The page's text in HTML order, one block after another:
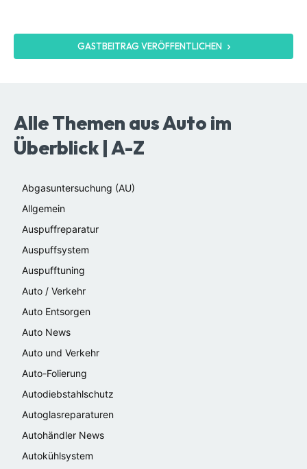
GASTBEITRAG VERÖFFENTLICHEN
Alle Themen aus Auto im
Überblick | A-Z
Abgasuntersuchung (AU)
Allgemein
Auspuffreparatur
Auspuffsystem
Auspufftuning
Auto / Verkehr
Auto Entsorgen
Auto News
Auto und Verkehr
Auto-Folierung
Autodiebstahlschutz
Autoglasreparaturen
Autohändler News
Autokühlsystem